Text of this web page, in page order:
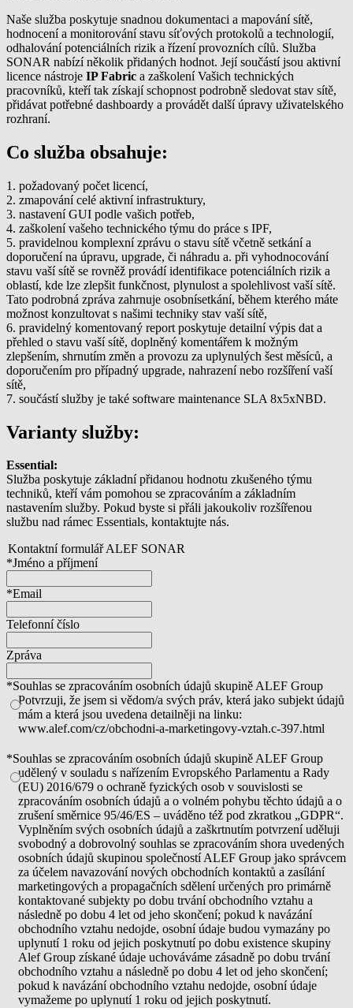
Naše služba poskytuje snadnou dokumentaci a mapování sítě,
hodnocení a monitorování stavu síťových protokolů a technologií,
odhalování potenciálních rizik a řízení provozních cílů. Služba
SONAR nabízí několik přidaných hodnot. Její součástí jsou aktivní
licence nástroje IP Fabric a zaškolení Vašich technických
pracovníků, kteří tak získají schopnost podrobně sledovat stav sítě,
přidávat potřebné dashboardy a provádět další úpravy uživatelského
rozhraní.
Co služba obsahuje:
1. požadovaný počet licencí,
2. zmapování celé aktivní infrastruktury,
3. nastavení GUI podle vašich potřeb,
4. zaškolení vašeho technického týmu do práce s IPF,
5. pravidelnou komplexní zprávu o stavu sítě včetně setkání a
doporučení na úpravu, upgrade, či náhradu a. při vyhodnocování
stavu vaší sítě se rovněž provádí identifikace potenciálních rizik a
oblastí, kde lze zlepšit funkčnost, plynulost a spolehlivost vaší sítě.
Tato podrobná zpráva zahrnuje osobnísetkání, během kterého máte
možnost konzultovat s našimi techniky stav vaší sítě,
6. pravidelný komentovaný report poskytuje detailní výpis dat a
přehled o stavu vaší sítě, doplněný komentářem k možným
zlepšením, shrnutím změn a provozu za uplynulých šest měsíců, a
doporučením pro případný upgrade, nahrazení nebo rozšíření vaší
sítě,
7. součástí služby je také software maintenance SLA 8x5xNBD.
Varianty služby:
Essential:
Služba poskytuje základní přidanou hodnotu zkušeného týmu
techniků, kteří vám pomohou se zpracováním a základním
nastavením služby. Pokud byste si přáli jakoukoliv rozšířenou
službu nad rámec Essentials, kontaktujte nás.
Kontaktní formulář ALEF SONAR
*Jméno a příjmení
*Email
Telefonní číslo
Zpráva
*Souhlas se zpracováním osobních údajů skupině ALEF Group
Potvrzuji, že jsem si vědom/a svých práv, která jako subjekt údajů
mám a která jsou uvedena detailněji na linku:
www.alef.com/cz/obchodni-a-marketingovy-vztah.c-397.html
*Souhlas se zpracováním osobních údajů skupině ALEF Group
udělený v souladu s nařízením Evropského Parlamentu a Rady
(EU) 2016/679 o ochraně fyzických osob v souvislosti se
zpracováním osobních údajů a o volném pohybu těchto údajů a o
zrušení směrnice 95/46/ES – uváděno též pod zkratkou „GDPR“.
Vyplněním svých osobních údajů a zaškrtnutím potvrzení uděluji
svobodný a dobrovolný souhlas se zpracováním shora uvedených
osobních údajů skupinou společností ALEF Group jako správcem
za účelem navazování nových obchodních kontaktů a zasílání
marketingových a propagačních sdělení určených pro primárně
kontaktované subjekty po dobu trvání obchodního vztahu a
následně po dobu 4 let od jeho skončení; pokud k navázání
obchodního vztahu nedojde, osobní údaje budou vymazány po
uplynutí 1 roku od jejich poskytnutí po dobu existence skupiny
Alef Group získané údaje uchováváme zásadně po dobu trvání
obchodního vztahu a následně po dobu 4 let od jeho skončení;
pokud k navázání obchodního vztahu nedojde, osobní údaje
vymažeme po uplynutí 1 roku od jejich poskytnutí.